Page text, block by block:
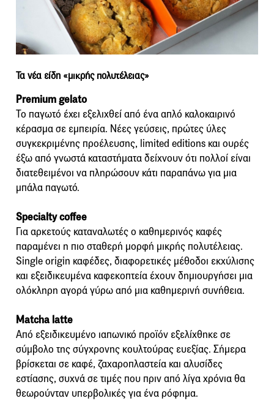
Τα νέα είδη «μικρής πολυτέλειας»
Premium gelato
Το παγωτό έχει εξελιχθεί από ένα απλό καλοκαιρινό
κέρασμα σε εμπειρία. Νέες γεύσεις, πρώτες ύλες
συγκεκριμένης προέλευσης, limited editions και ουρές
έξω από γνωστά καταστήματα δείχνουν ότι πολλοί είναι
διατεθειμένοι να πληρώσουν κάτι παραπάνω για μια
μπάλα παγωτό.
Specialty coffee
Για αρκετούς καταναλωτές ο καθημερινός καφές
παραμένει η πιο σταθερή μορφή μικρής πολυτέλειας.
Single origin καφέδες, διαφορετικές μέθοδοι εκχύλισης
και εξειδικευμένα καφεκοπτεία έχουν δημιουργήσει μια
ολόκληρη αγορά γύρω από μια καθημερινή συνήθεια.
Matcha latte
Από εξειδικευμένο ιαπωνικό προϊόν εξελίχθηκε σε
σύμβολο της σύγχρονης κουλτούρας ευεξίας. Σήμερα
βρίσκεται σε καφέ, ζαχαροπλαστεία και αλυσίδες
εστίασης, συχνά σε τιμές που πριν από λίγα χρόνια θα
θεωρούνταν υπερβολικές για ένα ρόφημα.